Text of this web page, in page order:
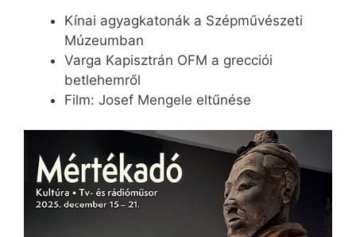
Kínai agyagkatonák a Szépművészeti
Múzeumban
Varga Kapisztrán OFM a grecciói
betlehemről
Film: Josef Mengele eltűnése